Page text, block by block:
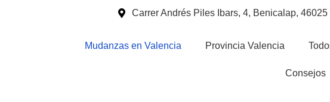
Carrer Andrés Piles Ibars, 4, Benicalap, 46025
Mudanzas en Valencia Provincia Valencia
Consejos